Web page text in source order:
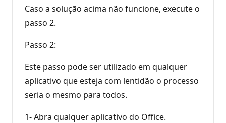
Caso a solução acima não funcione, execute o
passo 2.
Passo 2:
Este passo pode ser utilizado em qualquer
aplicativo que esteja com lentidão o processo
seria o mesmo para todos.
1- Abra qualquer aplicativo do Office.